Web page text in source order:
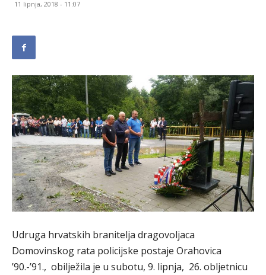
11 lipnja, 2018 - 11:07
Udruga hrvatskih branitelja dragovoljaca
Domovinskog rata policijske postaje Orahovica
’90.-’91., obilježila je u subotu, 9. lipnja, 26. obljetnicu